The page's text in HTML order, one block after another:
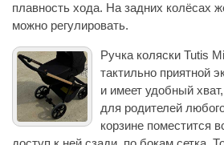
плавность хода. На задних колёсах
можно регулировать.
Ручка коляски Tutis
тактильно приятной
и имеет удобный
для родителей
корзине поместится